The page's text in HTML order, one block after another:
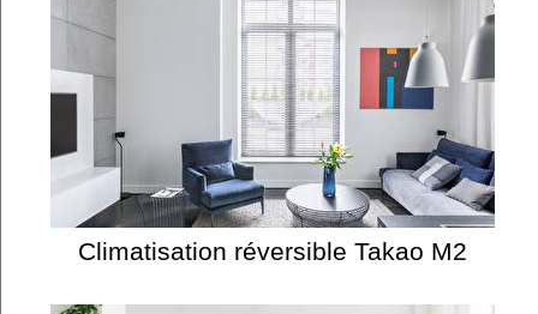
Climatisation réversible Takao M2